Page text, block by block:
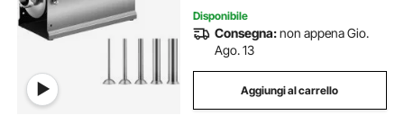
Disponibile
Consegna:non appena Gio.
Ago. 13
Aggiungi al carrello